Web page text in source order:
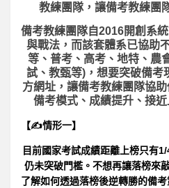
教練團隊，讓備考教練團
備考教練團隊自2016開創系
與戰法，而該套體系已協助
等、普考、高考、地特、農
試、教甄等)，想要突破備考
方網址，讓備考教練團隊協
備考模式、成績提升、接
【✍情形一】
目前國家考試成績距離上榜只有
仍未突破門檻。不想再讓落榜來
了解如何透過落榜後逆轉勝的備